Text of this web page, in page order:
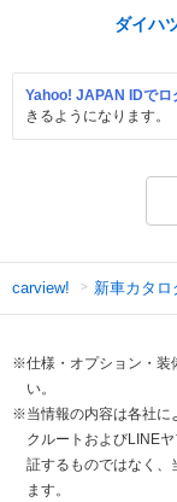
ダイハ
Yahoo! JAPAN IDでロ
きるようになります。
carview! 新車カタロ
※仕様・オプション・装
い。
※当情報の内容は各社に
クルートおよびLINE
証するものではなく、
ます。